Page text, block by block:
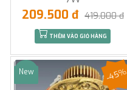
209.500 đ 419.000 đ
THÊM VÀO GIỎ HÀNG
Sale
New -45%